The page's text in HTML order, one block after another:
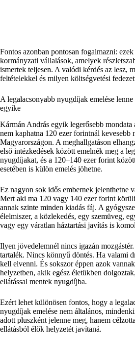
Fontos azonban pontosan fogalmazni:
kormányzati vállalások, amelyek
ismertek teljesen. A valódi kérdés az lesz,
feltételekkel és milyen költségvetési
A legalacsonyabb nyugdíjak emelése lenne
egyike
Kármán András egyik legerősebb
nem kaphatna 120 ezer forintnál kevesebb
Magyarországon. A meghallgatáson
első intézkedések között emelnék meg a
nyugdíjakat, és a 120–140 ezer forint
esetében is külön emelés jöhetne.
Ez nagyon sok idős embernek jelenthetne
Mert aki ma 120 vagy 140 ezer forint
annak szinte minden kiadás fáj. A
élelmiszer, a közlekedés, egy szemüveg,
vagy egy váratlan háztartási javítás is
Ilyen jövedelemnél nincs igazán
tartalék. Nincs könnyű döntés. Ha valami
kell elvenni. És sokszor éppen azok
helyzetben, akik egész életükben
ellátással mentek nyugdíjba.
Ezért lehet különösen fontos, hogy a
nyugdíjak emelése nem általános,
adott pluszként jelenne meg, hanem
ellátásból élők helyzetét javítaná.